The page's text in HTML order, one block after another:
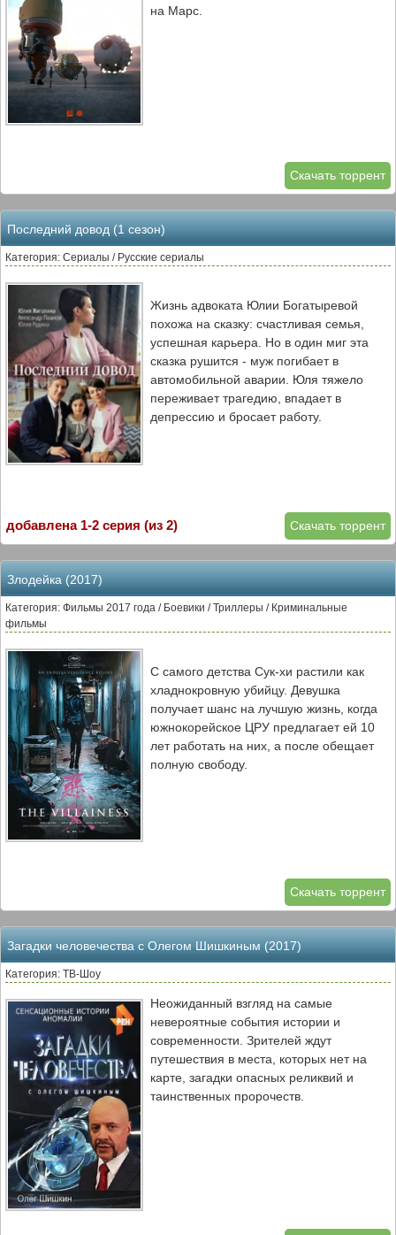
на Марс.
Скачать торрент
Последний довод (1 сезон)
Категория: Сериалы / Русские сериалы
Жизнь адвоката Юлии Богатыревой
похожа на сказку: счастливая семья,
успешная карьера. Но в один миг эта
сказка рушится - муж погибает в
автомобильной аварии. Юля тяжело
переживает трагедию, впадает в
депрессию и бросает работу.
Скачать торрент
добавлена 1-2 серия (из 2)
Злодейка (2017)
Категория: Фильмы 2017 года / Боевики / Триллеры / Криминальные
фильмы
С самого детства Сук-хи растили как
хладнокровную убийцу. Девушка
получает шанс на лучшую жизнь, когда
южнокорейское ЦРУ предлагает ей 10
лет работать на них, а после обещает
полную свободу.
Скачать торрент
Загадки человечества с Олегом Шишкиным (2017)
Категория: ТВ-Шоу
Неожиданный взгляд на самые
невероятные события истории и
современности. Зрителей ждут
путешествия в места, которых нет на
карте, загадки опасных реликвий и
таинственных пророчеств.